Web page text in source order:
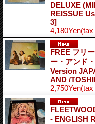
DELUXE
REISSUE
3]
4,180Yen(tax
FREE フリ
ー・アンド
Version
AND /
2,750Yen(tax
- ENGLISH